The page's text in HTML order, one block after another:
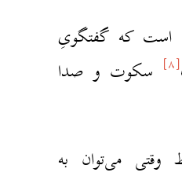
گفتگویِ
و صدا
به